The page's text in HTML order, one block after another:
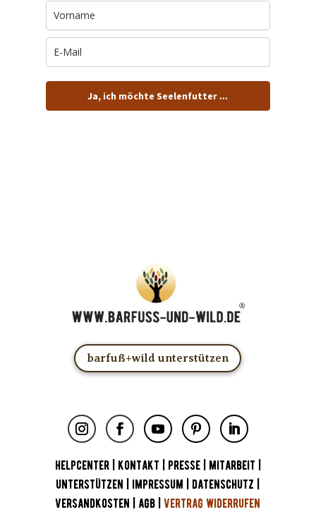
Ja, ich möchte Seelenfutter ...
barfuß+wild unterstützen
HELPCENTER| KONTAKT PRESSE| MITARBEIT
UNTERSTÜTZEN
IMPRESSUM DATENSCHUTZ
VERSANDKOSTEN
AGB |VERTRAG WIDERRUFEN